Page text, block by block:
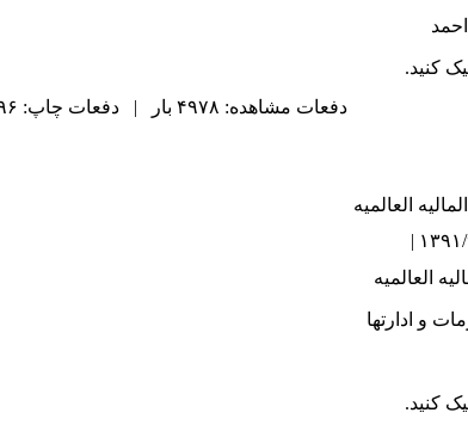
کنید.
دفعات مشاهده: ۴۹۷۸ بار | دفعات چاپ: ۱۴۹۶ بار | دفعات ارسال به دیگران: ۷۳ بار |
العالمیه
العالمیه
و ادارتها
کنید.